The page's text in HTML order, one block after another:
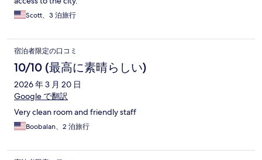
Scott、3 泊旅行
宿泊者限定の口コミ
10/10 (最高に素晴らしい)
2026 年 3 月 20 日
Google で翻訳
Very clean room and friendly staff
Boobalan、2 泊旅行